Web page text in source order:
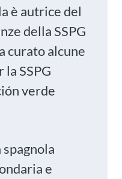
è autrice del
della SSPG
curato alcune
SSPG
verde
e